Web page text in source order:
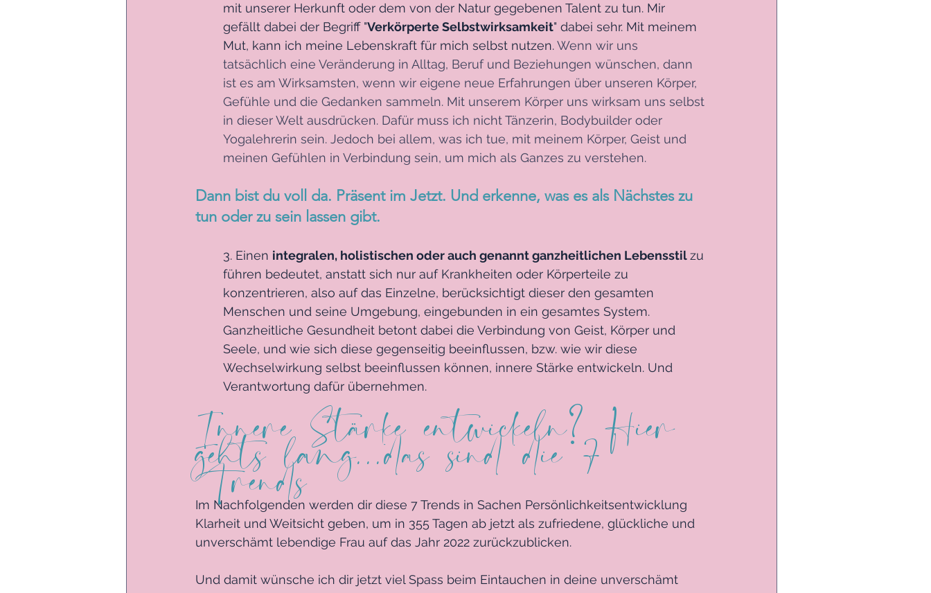
mit unserer Herkunft oder dem von der Natur gegebenen Talent zu tun. Mir
gefällt dabei der Begriff "Verkörperte Selbstwirksamkeit" dabei sehr. Mit meinem
Mut, kann ich meine Lebenskraft für mich selbst nutzen. Wenn wir uns
tatsächlich eine Veränderung in Alltag, Beruf und Beziehungen wünschen, dann
ist es am Wirksamsten, wenn wir eigene neue Erfahrungen über unseren Körper,
Gefühle und die Gedanken sammeln. Mit unserem Körper uns wirksam uns selbst
in dieser Welt ausdrücken. Dafür muss ich nicht Tänzerin, Bodybuilder oder
Yogalehrerin sein. Jedoch bei allem, was ich tue, mit meinem Körper, Geist und
meinen Gefühlen in Verbindung sein, um mich als Ganzes zu verstehen.
Dann bist du voll da. Präsent im Jetzt. Und erkenne, was es als Nächstes zu
tun oder zu sein lassen gibt.
3. Einen integralen, holistischen oder auch genannt ganzheitlichen Lebensstil zu
führen bedeutet, anstatt sich nur auf Krankheiten oder Körperteile zu
konzentrieren, also auf das Einzelne, berücksichtigt dieser den gesamten
Menschen und seine Umgebung, eingebunden in ein gesamtes System.
Ganzheitliche Gesundheit betont dabei die Verbindung von Geist, Körper und
Seele, und wie sich diese gegenseitig beeinflussen, bzw. wie wir diese
Wechselwirkung selbst beeinflussen können, innere Stärke entwickeln. Und
Verantwortung dafür übernehmen.
Innere Stärke entwickeln? Hier
gehts lang...das sind die 7
Trends
Im Nachfolgenden werden dir diese 7 Trends in Sachen Persönlichkeitsentwicklung
Klarheit und Weitsicht geben, um in 355 Tagen ab jetzt als zufriedene, glückliche und
unverschämt lebendige Frau auf das Jahr 2022 zurückzublicken.
Und damit wünsche ich dir jetzt viel Spass beim Eintauchen in deine unverschämt